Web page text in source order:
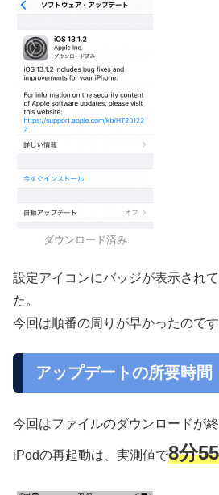
ダウンロード済み
設定アイコンにバッジが表示され
た。
今回は順番の周りが早かったのです
アップデートの所要時間
今回はファイルのダウンロードが終
iPodの再起動は、実測値で8分